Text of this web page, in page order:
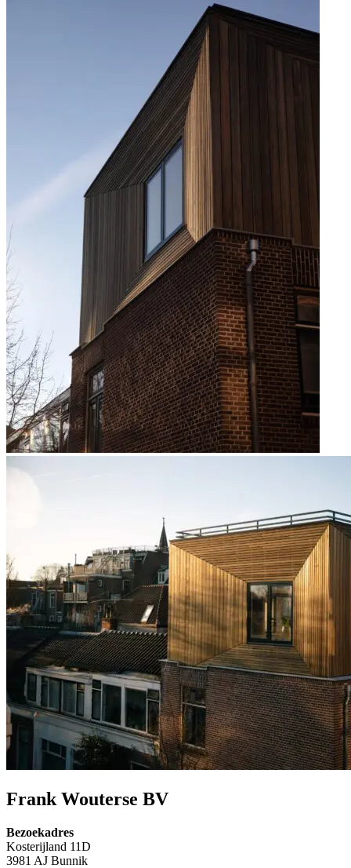
Frank Wouterse BV
Bezoekadres
Kosterijland 11D
3981 AJ Bunnik